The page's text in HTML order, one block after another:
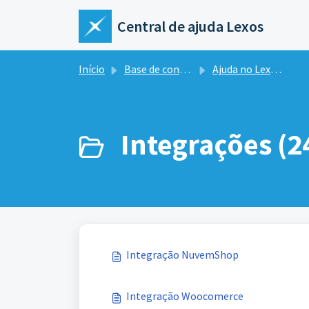
Ir para o conteúdo principal
Central de ajuda Lexos
Início Base de conhecimento Ajuda no Lexos Hub
Integrações
Integração NuvemShop
Integração Woocomerce